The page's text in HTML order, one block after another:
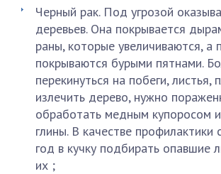
Черный рак. Под угрозой
деревьев. Она покрывается
раны, которые увеличиваются, а
покрываются бурыми пятнами.
перекинуться на побеги,
излечить дерево, нужно
обработать медным купоросом
глины. В качестве
год в кучку подбирать опавшие
их ;